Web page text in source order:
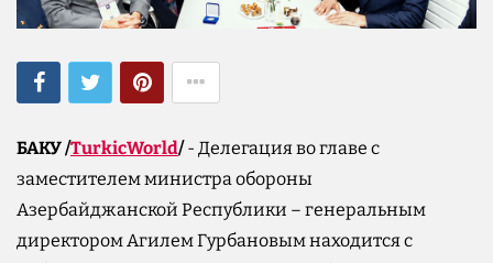
БАКУ /TurkicWorld/- Делегация во главе с
заместителем министра обороны
Азербайджанской Республики – генеральным
директором Агилем Гурбановым находится с